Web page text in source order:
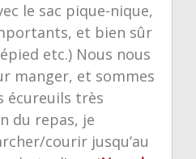
le sac pique-nique,
et bien sûr
etc.) Nous nous
manger, et sommes
écureuils très
du repas, je
courir jusqu’au